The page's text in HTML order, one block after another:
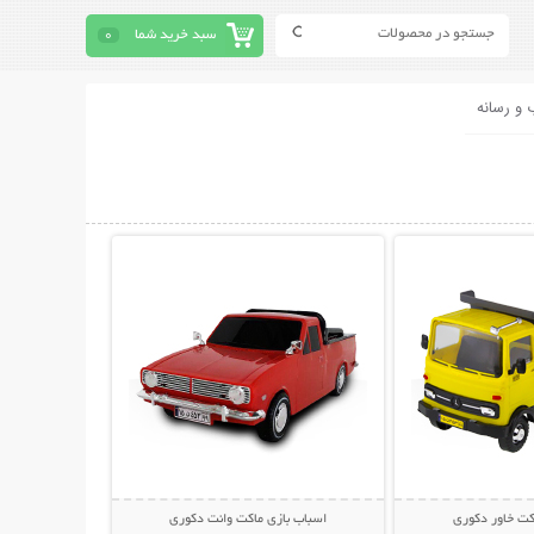
سبد خرید شما 0
و رسانه
خاور دکوری اسباب بازی ماکت وانت دکوری